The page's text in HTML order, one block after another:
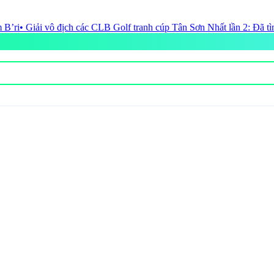
tranh cúp Tân Sơn Nhất lần 2: Đã tìm ta nhà vô địch• Tạp chí